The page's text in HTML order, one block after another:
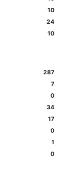
10
24
10
287
7
0
34
17
0
1
0